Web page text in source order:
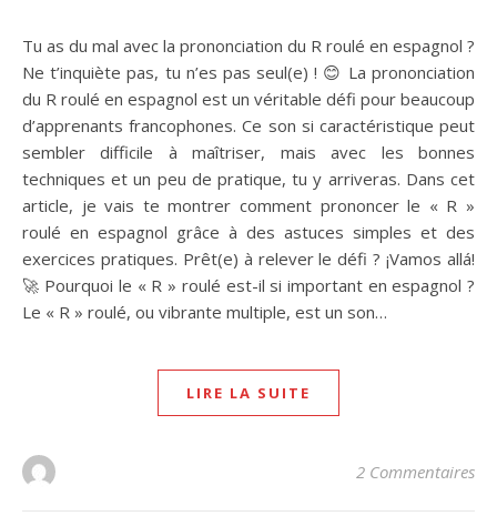
Tu as du mal avec la prononciation du R roulé en espagnol ?
Ne t’inquiète pas, tu n’es pas seul(e) ! 😊 La prononciation
du R roulé en espagnol est un véritable défi pour beaucoup
d’apprenants francophones. Ce son si caractéristique peut
sembler difficile à maîtriser, mais avec les bonnes
techniques et un peu de pratique, tu y arriveras. Dans cet
article, je vais te montrer comment prononcer le « R »
roulé en espagnol grâce à des astuces simples et des
exercices pratiques. Prêt(e) à relever le défi ? ¡Vamos allá!
🚀 Pourquoi le « R » roulé est-il si important en espagnol ?
Le « R » roulé, ou vibrante multiple, est un son…
LIRE LA SUITE
2 Commentaires